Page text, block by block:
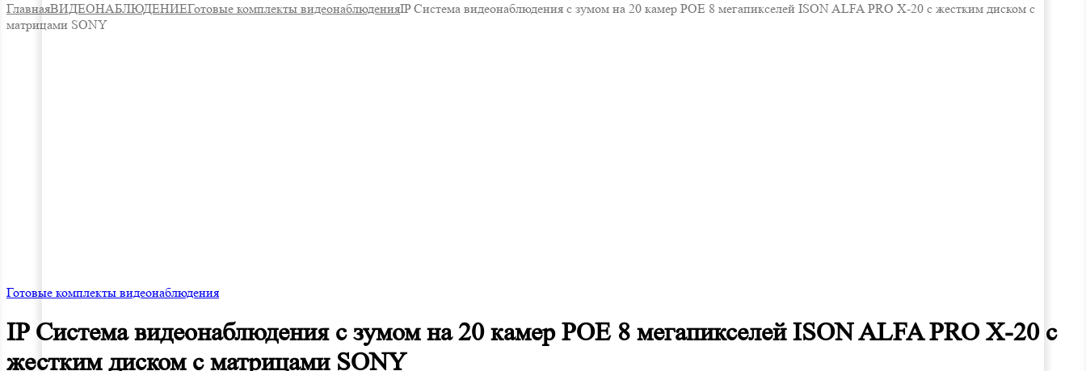
ГлавнаяВИДЕОНАБЛЮДЕНИЕГотовые комплекты видеонаблюденияIP Система видеонаблюдения с зумом на 20 камер POE 8 мегапикселей ISON ALFA PRO X-20 с жестким диском с
матрицами SONY
Готовые комплекты видеонаблюдения
IP Система видеонаблюдения с зумом на 20 камер POE 8 мегапикселей ISON ALFA PRO X-20 с
жестким диском с матрицами SONY